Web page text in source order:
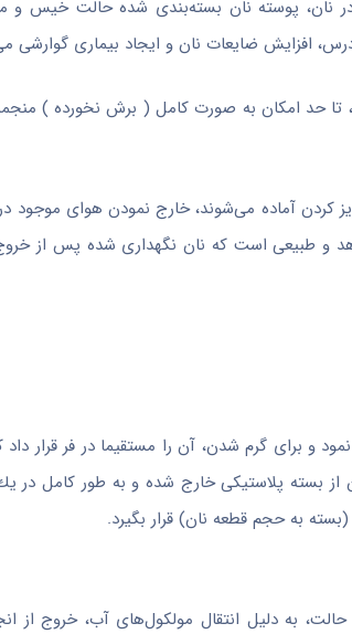
نان، پوسته نان بسته‌بندی شده حالت خیس
افزایش ضایعات نان و ایجاد بیماری گوارشی
تا حد امكان به صورت كامل ( برش نخورده )
كردن آماده می‌شوند، خارج نمودن هوای موجود
طبیعی است كه نان نگهداری شده پس از خروج
و برای گرم شدن، آن را مستقیما در فر قرار
بسته پلاستیكی خارج شده و به طور كامل در
به دلیل انتقال مولكول‌های آب، خروج از